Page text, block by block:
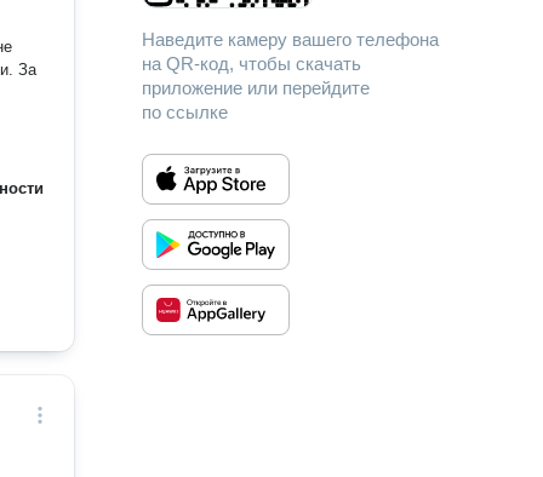
За
Наведите камеру вашего телефона
на QR-код, чтобы скачать
приложение или перейдите
по ссылке